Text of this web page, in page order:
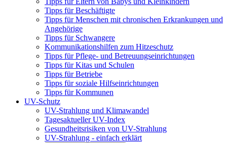
Tipps für Beschäftigte
Tipps für Menschen mit chronischen Erkrankungen und
Angehörige
Tipps für Schwangere
Kommunikationshilfen zum Hitzeschutz
Tipps für Pflege- und Betreuungseinrichtungen
Tipps für Kitas und Schulen
Tipps für Betriebe
Tipps für soziale Hilfseinrichtungen
Tipps für Kommunen
UV-Schutz
UV-Strahlung und Klimawandel
Tagesaktueller UV-Index
Gesundheitsrisiken von UV-Strahlung
UV-Strahlung - einfach erklärt